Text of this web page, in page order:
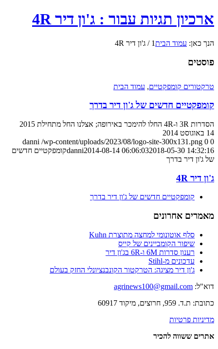
ארכיון תגיות עבור : ג'ון דיר 4R
הנך כאן: עמוד הבית1
/ ג'ון דיר 4R
פוסטים
טרקטורים קומפקטיים, עמוד הבית
קומפקטיים חדשים של ג'ון דיר בדרך
הסדרות 3R ו-4R החלו להימכר באירופה; אצלנו החל מתחילת 2015
14 באוגוסט 2014
0
0
danni /wp-content/uploads/2023/08/logo-site-300x131.png
danni2014-08-14 06:06:032018-05-30 14:32:16
קומפקטיים חדשים
של ג'ון דיר בדרך
ג'ון דיר 4R
קומפקטיים חדשים של ג'ון דיר בדרך
מאמרים אחרונים
סלף אוטונומי למחצה מתוצרת Kuhn
שיפור הקומביינים של קייס
רענון סדרות 6M ו-6R בג'ון דיר
עדכונים מ-Stihl
ג'ון דיר מציגה: הטרקטור הקונבנציונלי החזק בעולם
דוא"ל: agrinews100@gmail.com
כתובת: ת.ד. 959, חרוצים, מיקוד 60917
מדיניות פרטיות
אתרים ששווה להכיר